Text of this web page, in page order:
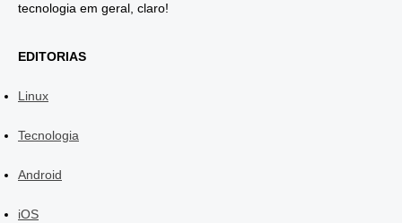
tecnologia em geral, claro!
EDITORIAS
Linux
Tecnologia
Android
iOS